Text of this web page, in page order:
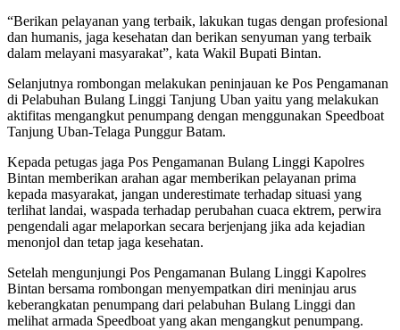
“Berikan pelayanan yang terbaik, lakukan tugas dengan profesional
dan humanis, ⁠jaga kesehatan dan ⁠berikan senyuman yang terbaik
dalam melayani masyarakat”, kata Wakil Bupati Bintan.
Selanjutnya rombongan melakukan peninjauan ke Pos Pengamanan
di Pelabuhan Bulang Linggi Tanjung Uban yaitu yang melakukan
aktifitas mengangkut penumpang dengan menggunakan Speedboat
Tanjung Uban-Telaga Punggur Batam.
Kepada petugas jaga Pos Pengamanan Bulang Linggi Kapolres
Bintan memberikan arahan agar memberikan pelayanan prima
kepada masyarakat, jangan underestimate terhadap situasi yang
terlihat landai, waspada terhadap perubahan cuaca ektrem, perwira
pengendali agar melaporkan secara berjenjang jika ada kejadian
menonjol dan tetap jaga kesehatan.
Setelah mengunjungi Pos Pengamanan Bulang Linggi Kapolres
Bintan bersama rombongan menyempatkan diri meninjau arus
keberangkatan penumpang dari pelabuhan Bulang Linggi dan
melihat armada Speedboat yang akan mengangkut penumpang.